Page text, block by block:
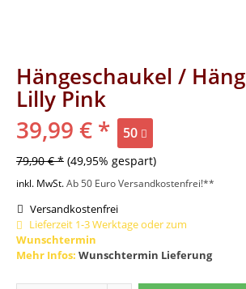
Hängeschaukel /
Lilly Pink
39,99 € * 50
79,90 € * (49,95% gespart)
inkl. MwSt.Ab 50 Euro Versandkostenfrei!**
Versandkostenfrei
Lieferzeit 1-3 Werktage oder zum
Wunschtermin
Mehr Infos: Wunschtermin Lieferung